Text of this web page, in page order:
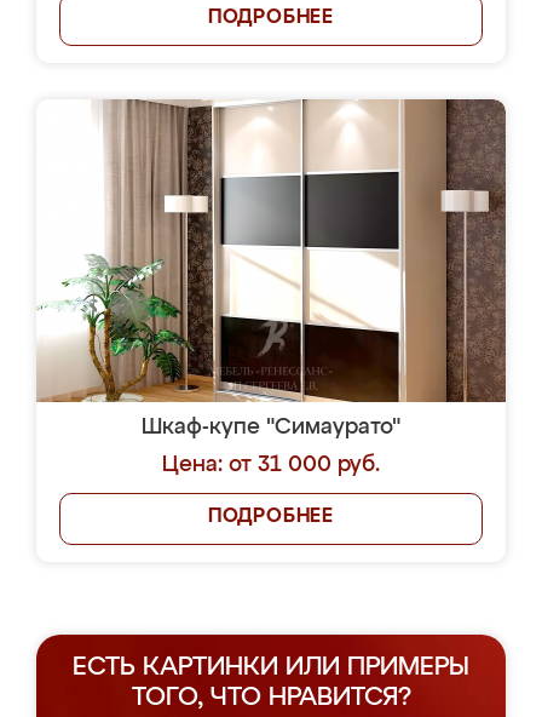
ПОДРОБНЕЕ
Шкаф-купе "Симаурато"
Цена: от 31 000 руб.
ПОДРОБНЕЕ
ЕСТЬ КАРТИНКИ ИЛИ ПРИМЕРЫ
ТОГО, ЧТО НРАВИТСЯ?